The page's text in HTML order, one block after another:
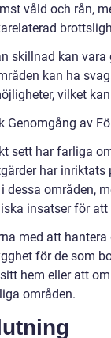
våld och rån,
skillnad kan
kan ha
vilket
Genomgång av
sett har farliga
har
dessa områden,
insatser för
med att
för de som
hem eller att
områden.